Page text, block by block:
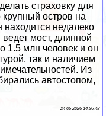
страховку для
остров на
недалеко
мост, длинной
1.5 млн человек и он
так и наличием
Из
автостопом,
24 06 2026 14:26:48